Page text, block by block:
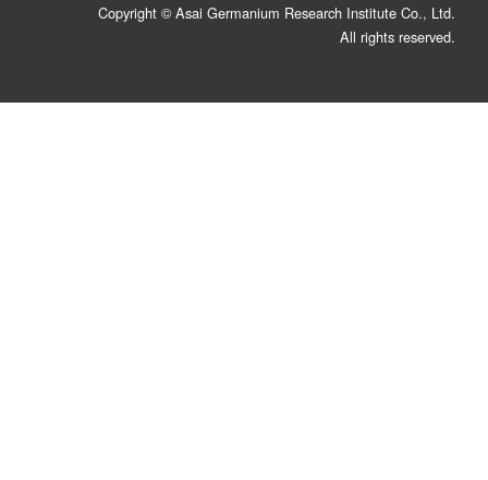
Copyright © Asai Germanium Research Institute Co., Ltd.
All rights reserved.